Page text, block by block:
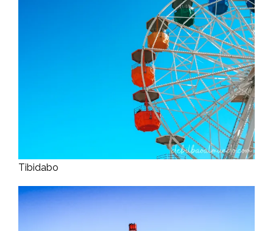
Tibidabo